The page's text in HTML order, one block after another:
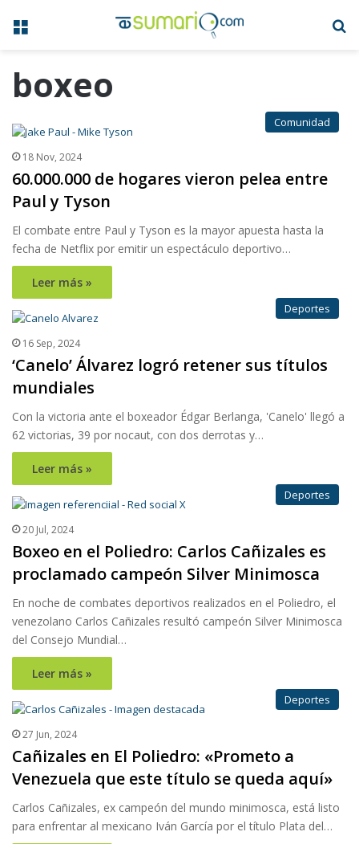
Menú
boxeo
Comunidad
18 Nov, 2024
60.000.000 de hogares vieron pelea entre
Paul y Tyson
El combate entre Paul y Tyson es la mayor apuesta hasta la
fecha de Netflix por emitir un espectáculo deportivo…
Leer más »
Deportes
16 Sep, 2024
‘Canelo’ Álvarez logró retener sus títulos
mundiales
Con la victoria ante el boxeador Édgar Berlanga, 'Canelo' llegó a
62 victorias, 39 por nocaut, con dos derrotas y…
Leer más »
Deportes
20 Jul, 2024
Boxeo en el Poliedro: Carlos Cañizales es
proclamado campeón Silver Minimosca
En noche de combates deportivos realizados en el Poliedro, el
venezolano Carlos Cañizales resultó campeón Silver Minimosca
del Consejo Mundial…
Leer más »
Deportes
27 Jun, 2024
Cañizales en El Poliedro: «Prometo a
Venezuela que este título se queda aquí»
Carlos Cañizales, ex campeón del mundo minimosca, está listo
para enfrentar al mexicano Iván García por el título Plata del…